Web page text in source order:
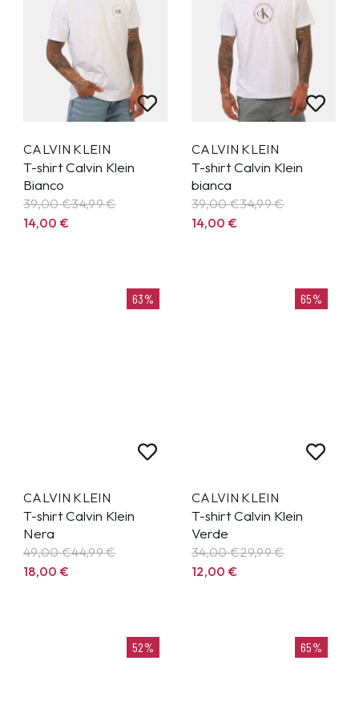
CALVIN KLEIN
T-shirt Calvin Klein
Bianco
39,00 €34,99€
14,00€
CALVIN KLEIN
T-shirt Calvin Klein
bianca
39,00 €34,99€
14,00€
63%
CALVIN KLEIN
T-shirt Calvin Klein
Nera
49,00 €44,99€
18,00€
65%
CALVIN KLEIN
T-shirt Calvin Klein
Verde
34,00 €29,99€
12,00€
52% 65%